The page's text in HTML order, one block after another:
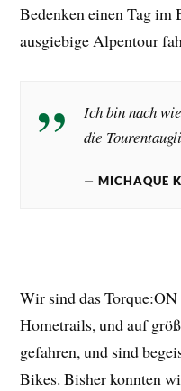
Bedenken einen Tag im
ausgiebige Alpentour
Ich bin nach
die
MICHAQUE
Wir sind das
Hometrails, und auf
gefahren, und sind
Bikes. Bisher konnten